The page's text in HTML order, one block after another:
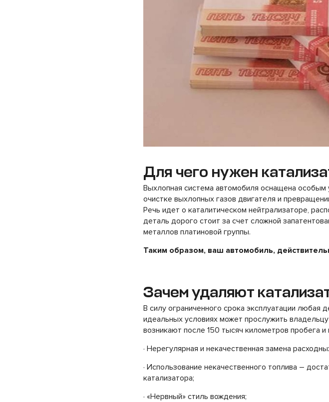
Для чего нужен
Выхлопная система автомобиля оснащена
очистке выхлопных газов двигателя и
Речь идет о каталитическом нейтрализаторе,
деталь дорого стоит за счет сложной
металлов платиновой группы.
Таким образом, ваш автомобиль,
Зачем удаляют
В силу ограниченного срока эксплуатации любая
идеальных условиях может прослужить
возникают после 150 тысяч километров пробега
· Нерегулярная и некачественная замена
· Использование некачественного топлива –
катализатора;
· «Нервный» стиль вождения;